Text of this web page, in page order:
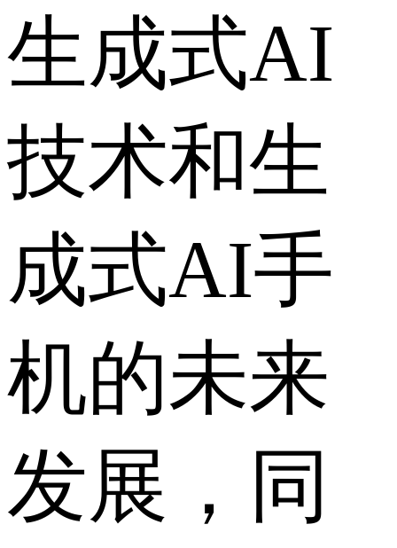
生成式AI
技术和生
成式AI手
机的未来
发展，同